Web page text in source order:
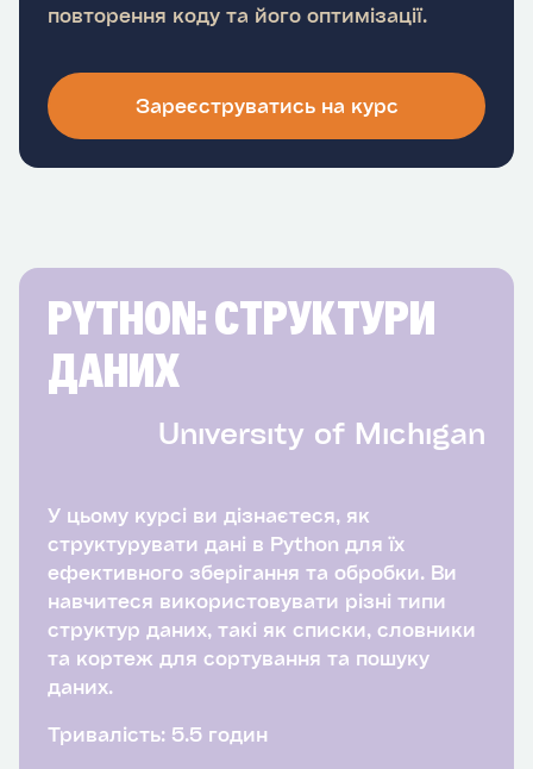
повторення коду та його оптимізації.
Зареєструватись на курс
PYTHON: СТРУКТУРИ
ДАНИХ
University of Michigan
У цьому курсі ви дізнаєтеся, як
структурувати дані в Python для їх
ефективного зберігання та обробки. Ви
навчитеся використовувати різні типи
структур даних, такі як списки, словники
та кортеж для сортування та пошуку
даних.
Тривалість: 5.5 годин